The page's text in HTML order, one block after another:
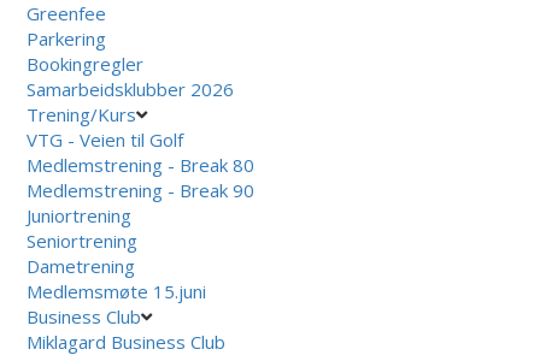
Greenfee
Parkering
Bookingregler
Samarbeidsklubber 2026
Trening/Kurs
VTG - Veien til Golf
Medlemstrening - Break 80
Medlemstrening - Break 90
Juniortrening
Seniortrening
Dametrening
Medlemsmøte 15.juni
Business Club
Miklagard Business Club